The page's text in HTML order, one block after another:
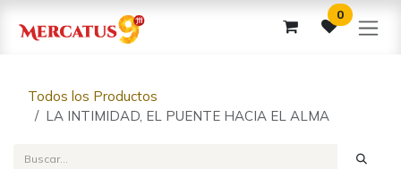
0
Todos los Productos
LA INTIMIDAD, EL PUENTE HACIA EL ALMA